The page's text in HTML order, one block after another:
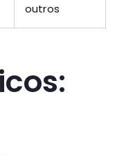
outros